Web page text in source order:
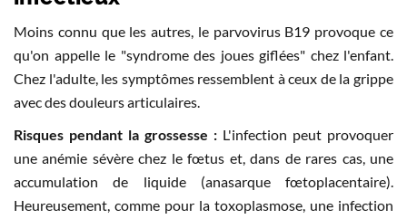
Moins connu que les autres, le parvovirus B19 provoque ce
qu'on appelle le "syndrome des joues giflées" chez l'enfant.
Chez l'adulte, les symptômes ressemblent à ceux de la grippe
avec des douleurs articulaires.
Risques pendant la grossesse : L'infection peut provoquer
une anémie sévère chez le fœtus et, dans de rares cas, une
accumulation de liquide (anasarque fœtoplacentaire).
Heureusement, comme pour la toxoplasmose, une infection